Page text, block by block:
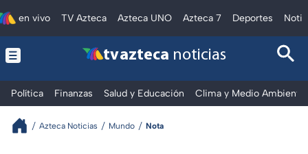
en vivo TV Azteca Azteca UNO Azteca 7 Deportes
tv azteca noticias
Política Finanzas Salud y Educación Clima y Medio Ambiente
Azteca Noticias Mundo Nota